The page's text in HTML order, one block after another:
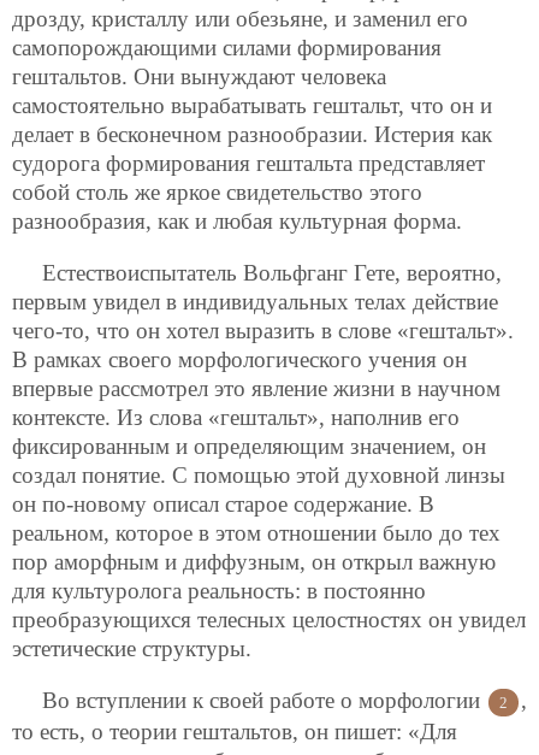
дрозду, кристаллу или обезьяне, и заменил его
самопорождающими силами формирования
гештальтов. Они вынуждают человека
самостоятельно вырабатывать гештальт, что он и
делает в бесконечном разнообразии. Истерия как
судорога формирования гештальта представляет
собой столь же яркое свидетельство этого
разнообразия, как и любая культурная форма.
Естествоиспытатель Вольфганг Гете, вероятно,
первым увидел в индивидуальных телах действие
чего-то, что он хотел выразить в слове «гештальт».
В рамках своего морфологического учения он
впервые рассмотрел это явление жизни в научном
контексте. Из слова «гештальт», наполнив его
фиксированным и определяющим значением, он
создал понятие. С помощью этой духовной линзы
он по-новому описал старое содержание. В
реальном, которое в этом отношении было до тех
пор аморфным и диффузным, он открыл важную
для культуролога реальность: в постоянно
преобразующихся телесных целостностях он увидел
эстетические структуры.
Во вступлении к своей работе о морфологии 2
,
то есть, о теории гештальтов, он пишет: «Для